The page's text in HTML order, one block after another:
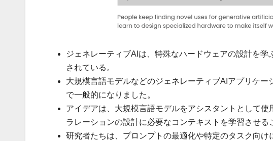
ジェネレーティブAIは、特殊なハードウェアの設計を
されている。
大規模言語モデルなどのジェネレーティブAIアプリケ
で一般的になりました。
アイデアは、大規模言語モデルをアシスタントとして
ラレーションの設計に必要なコンテキストを学習させる
研究者たちは、プロンプトの最適化や特定のタスク向